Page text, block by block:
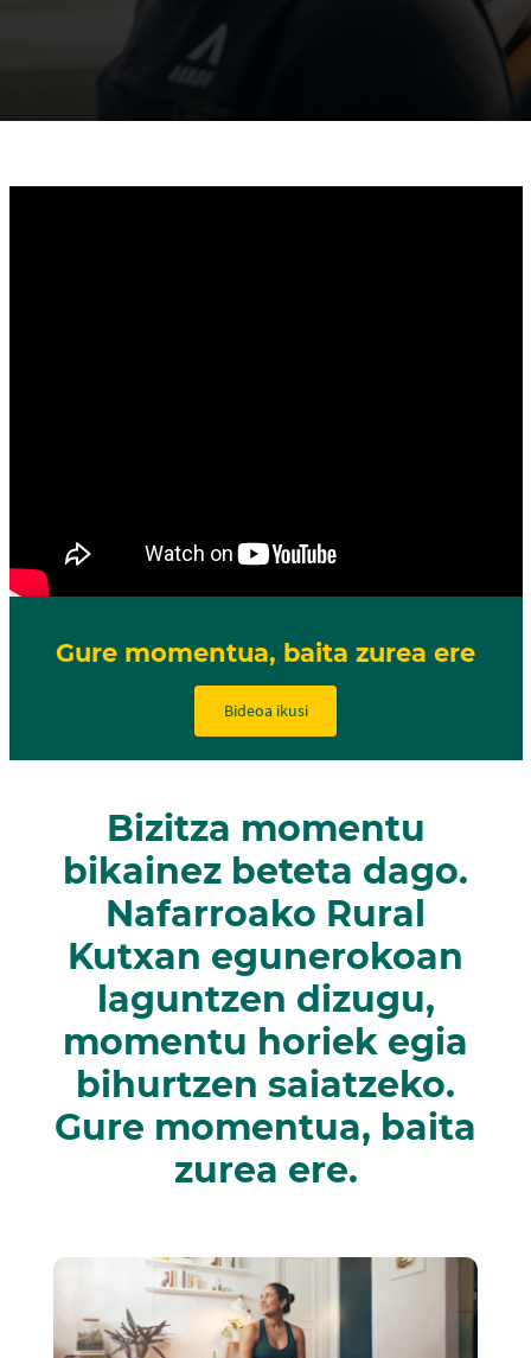
Gure momentua, baita zurea ere
Bideoa ikusi
Bizitza momentu
bikainez beteta dago.
Nafarroako Rural
Kutxan egunerokoan
laguntzen dizugu,
momentu horiek egia
bihurtzen saiatzeko.
Gure momentua, baita
zurea ere.